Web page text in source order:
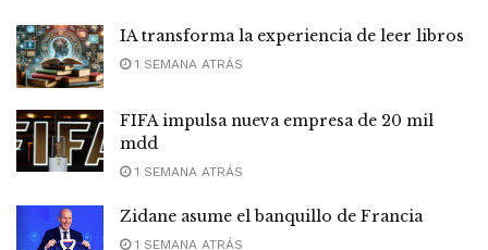
IA transforma la experiencia de leer libros
1 SEMANA ATRÁS
FIFA impulsa nueva empresa de 20 mil
mdd
1 SEMANA ATRÁS
Zidane asume el banquillo de Francia
1 SEMANA ATRÁS